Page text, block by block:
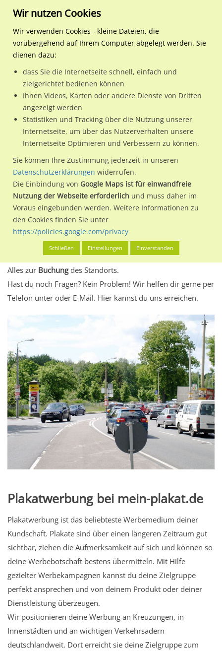
Regionale Plakatwerbung Sachsen
Chemnitz, Stadt
Leipziger Str. 147/
09114 / Chemnitz, Stadt / Borna
Nutze günstige Werbemöglichkeiten am Standort Leipziger
Str. 147/Botanischer Garten im Ortsteil Borna)in Chemnitz,
Stadt.
Wir erheben für jede unserer Werbeflächen individuelle und
aktuelleStandortinformationenundLeistungswerte. Damit
kannst du dich schon vor der Buchung im Detail über den
Standort, seine Reichweite und Werbewirkung sowie
eventuelle Beschränkungen in den zugelassenen
Werbeinhalten informieren.
Alles klar? Dann findest du direkt im unteren Teil dieser Seite
Alles zur Buchungdes Standorts.
Hast du noch Fragen? Kein Problem! Wir helfen dir gerne per
Telefon unter oder E-Mail. Hier kannst du uns erreichen.
Plakatwerbung bei mein-plakat.de
Plakatwerbung ist das beliebteste Werbemedium deiner
Kundschaft. Plakate sind über einen längeren Zeitraum gut
sichtbar, ziehen die Aufmerksamkeit auf sich und können so
deine Werbebotschaft bestens übermitteln. Mit Hilfe
gezielter Werbekampagnen kannst du deine Zielgruppe
perfekt ansprechen und von deinem Produkt oder deiner
Dienstleistung überzeugen.
Wir positionieren deine Werbung an Kreuzungen, in
Innenstädten und an wichtigen Verkehrsadern
deutschlandweit. Dort erreicht sie deine Zielgruppe zum
Wir nutzen Cookies
Wir verwenden Cookies - kleine Dateien, die
vorübergehend auf Ihrem Computer abgelegt werden. Sie
dienen dazu:
dass Sie die Internetseite schnell, einfach und
zielgerichtet bedienen können
Ihnen Videos, Karten oder andere Dienste von Dritten
angezeigt werden
Statistiken und Tracking über die Nutzung unserer
Internetseite, um über das Nutzerverhalten unsere
Internetseite Optimieren und Verbessern zu können.
Sie können Ihre Zustimmung jederzeit in unseren
Datenschutzerklärungen widerrufen.
Die Einbindung von Google Maps ist für einwandfreie
Nutzung der Webseite erforderlich und muss daher im
Voraus eingebunden werden. Weitere Informationen zu
den Cookies finden Sie unter
https://policies.google.com/privacy
Schließen Einstellungen Einverstanden